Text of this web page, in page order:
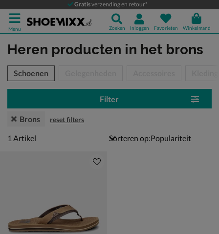
Gratisverzending en retour*
Menu Zoeken Inloggen Favorieten Winkelmand
Heren producten in het brons
over
Schoenen
Filter
Brons reset filters
1 artikel
1 Artikel Sorteren op: